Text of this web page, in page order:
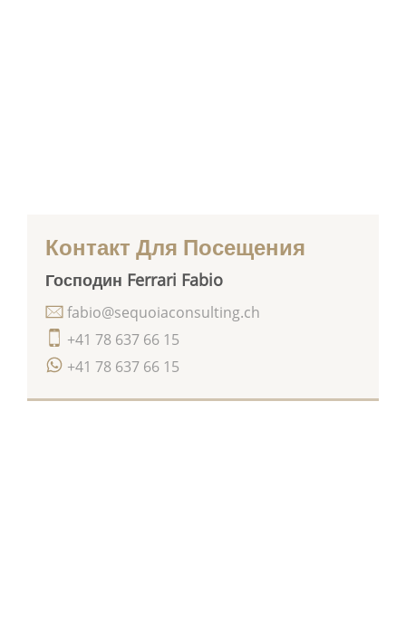
Контакт Для Посещения
Господин Ferrari Fabio
+41 78 637 66 15
+41 78 637 66 15
fabio@sequoiaconsulting.ch